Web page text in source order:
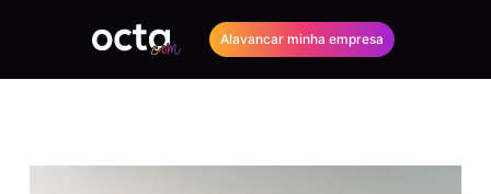
Alavancar minha empresa